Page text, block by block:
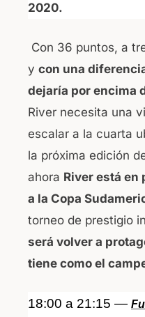
2020.
Con 36 puntos, a
y con una
dejaría por encima
River necesita una
escalar a la cuarta
la próxima edición
ahora River está
a la Copa
torneo de prestigio
será volver a
tiene como el
18:00 a 21:15 —